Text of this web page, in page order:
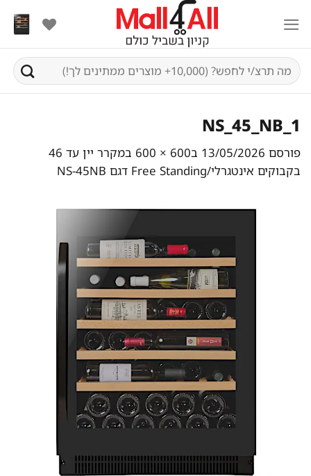
content
חיפוש
עבור:
NS_45_NB_1
פורסם 13/05/2026 ב600 × 600 ב
מקרר יין עד 46
בקבוקים אינטגרלי/Free Standing דגם NS-45NB